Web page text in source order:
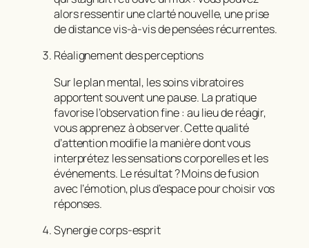
alors ressentir une clarté nouvelle, une prise
de distance vis-à-vis de pensées récurrentes.
Réalignement des perceptions
Sur le plan mental, les soins vibratoires
apportent souvent une pause. La pratique
favorise l’observation fine : au lieu de réagir,
vous apprenez àobserver. Cette qualité
d’attention modifie la manière dont vous
interprétez les sensations corporelles et les
événements. Le résultat ? Moins de fusion
avec l’émotion, plus d’espace pour choisir vos
réponses.
Synergie corps-esprit